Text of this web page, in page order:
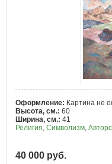
Оформление: Картина не
Высота, см.: 60
Ширина, см.: 41
Религия Символизм
40 000 руб.